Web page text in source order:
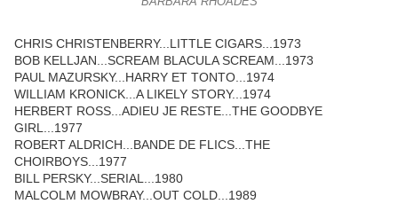
CHRIS CHRISTENBERRY...LITTLE CIGARS...1973
BOB KELLJAN...SCREAM BLACULA SCREAM...1973
PAUL MAZURSKY...HARRY ET TONTO...1974
WILLIAM KRONICK...A LIKELY STORY...1974
HERBERT ROSS...ADIEU JE RESTE...THE GOODBYE
GIRL...1977
ROBERT ALDRICH...BANDE DE FLICS...THE
CHOIRBOYS...1977
BILL PERSKY...SERIAL...1980
MALCOLM MOWBRAY...OUT COLD...1989